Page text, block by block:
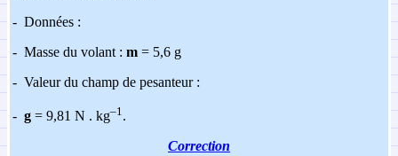
- Données :
- Masse du volant : m = 5,6 g
- Valeur du champ de pesanteur :
- g = 9,81 N . kg–1.
Correction